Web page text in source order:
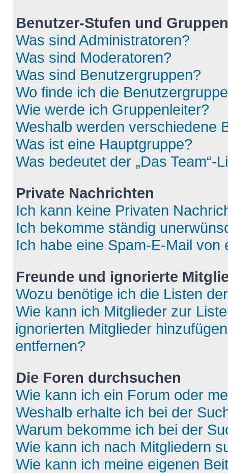
Benutzer-Stufen und Gruppen
Was sind Administratoren?
Was sind Moderatoren?
Was sind Benutzergruppen?
Wo finde ich die
Wie werde ich Gruppenleiter?
Weshalb werden verschiedene
Was ist eine Hauptgruppe?
Was bedeutet der „Das Team“-
Private Nachrichten
Ich kann keine Privaten
Ich bekomme ständig
Ich habe eine Spam-E-Mail
Freunde und ignorierte
Wozu benötige ich die Listen
Wie kann ich Mitglieder zur
ignorierten Mitglieder
entfernen?
Die Foren durchsuchen
Wie kann ich ein Forum oder
Weshalb erhalte ich bei der
Warum bekomme ich bei der
Wie kann ich nach Mitgliedern
Wie kann ich meine eigenen